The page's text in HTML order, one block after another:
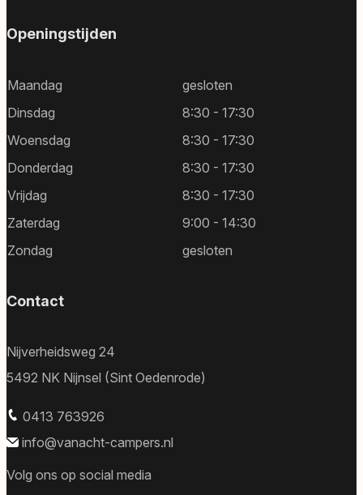
Openingstijden
Maandag
gesloten
Dinsdag
8:30 - 17:30
Woensdag
8:30 - 17:30
Donderdag
8:30 - 17:30
Vrijdag
8:30 - 17:30
Zaterdag
9:00 - 14:30
Zondag
gesloten
Contact
Nijverheidsweg 24
5492 NK Nijnsel (Sint Oedenrode)
0413 763926
info@vanacht-campers.nl
Volg ons op social media